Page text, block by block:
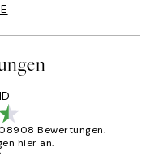
Bewertungen.
hier an.